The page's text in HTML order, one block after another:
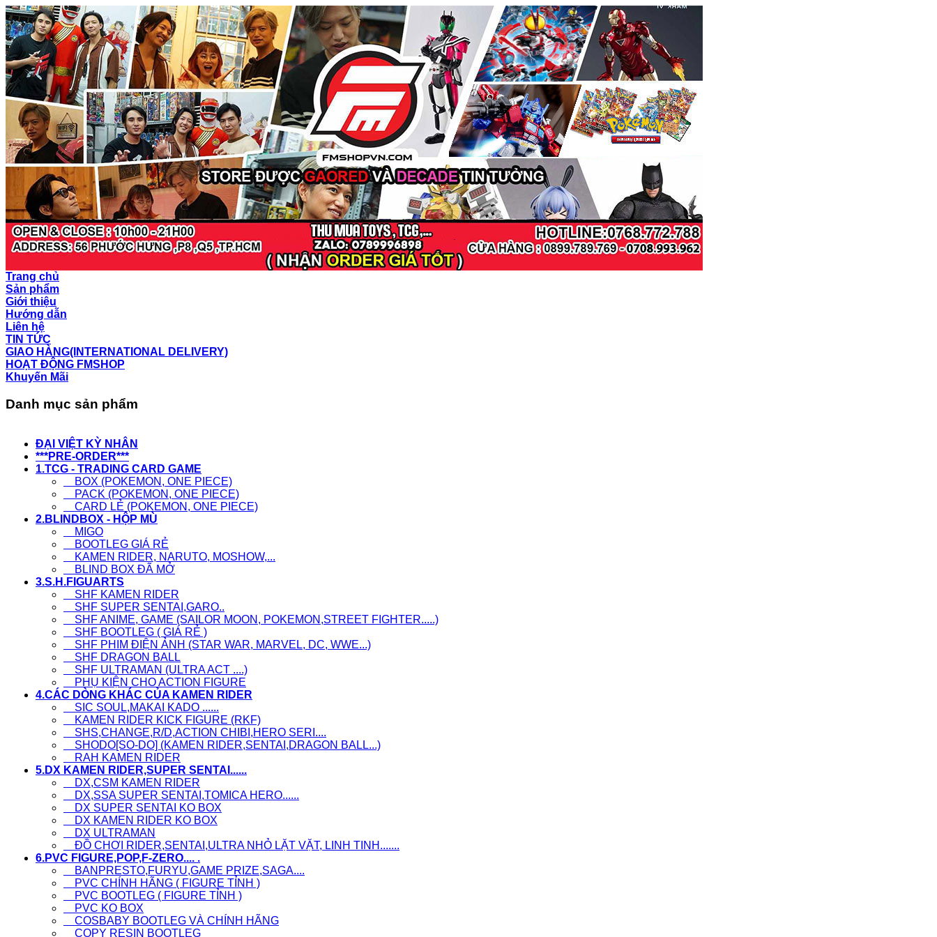
Trang chủ
Sản phẩm
Giới thiệu
Hướng dẫn
Liên hệ
TIN TỨC
GIAO HÀNG(INTERNATIONAL DELIVERY)
HOẠT ĐỘNG FMSHOP
Khuyến Mãi
Danh mục sản phẩm
ĐẠI VIỆT KỲ NHÂN
***PRE-ORDER***
1.TCG - TRADING CARD GAME
BOX (POKEMON, ONE PIECE)
PACK (POKEMON, ONE PIECE)
CARD LẺ (POKEMON, ONE PIECE)
2.BLINDBOX - HỘP MÙ
MIGO
BOOTLEG GIÁ RẺ
KAMEN RIDER, NARUTO, MOSHOW,...
BLIND BOX ĐÃ MỞ
3.S.H.FIGUARTS
SHF KAMEN RIDER
SHF SUPER SENTAI,GARO..
SHF ANIME, GAME (SAILOR MOON, POKEMON,STREET FIGHTER.....)
SHF BOOTLEG ( GIÁ RẺ )
SHF PHIM ĐIỆN ẢNH (STAR WAR, MARVEL, DC, WWE...)
SHF DRAGON BALL
SHF ULTRAMAN (ULTRA ACT ....)
PHỤ KIỆN CHO ACTION FIGURE
4.CÁC DÒNG KHÁC CỦA KAMEN RIDER
SIC SOUL,MAKAI KADO ......
KAMEN RIDER KICK FIGURE (RKF)
SHS,CHANGE,R/D,ACTION CHIBI,HERO SERI....
SHODO[SO-DO] (KAMEN RIDER,SENTAI,DRAGON BALL...)
RAH KAMEN RIDER
5.DX KAMEN RIDER,SUPER SENTAI......
DX,CSM KAMEN RIDER
DX,SSA SUPER SENTAI,TOMICA HERO......
DX SUPER SENTAI KO BOX
DX KAMEN RIDER KO BOX
DX ULTRAMAN
ĐỒ CHƠI RIDER,SENTAI,ULTRA NHỎ LẶT VẶT, LINH TINH.......
6.PVC FIGURE,POP,F-ZERO.... .
BANPRESTO,FURYU,GAME PRIZE,SAGA....
PVC CHÍNH HÃNG ( FIGURE TỈNH )
PVC BOOTLEG ( FIGURE TỈNH )
PVC KO BOX
COSBABY BOOTLEG VÀ CHÍNH HÃNG
COPY RESIN BOOTLEG